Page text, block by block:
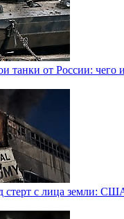
танки от России: чего
стерт с лица земли: